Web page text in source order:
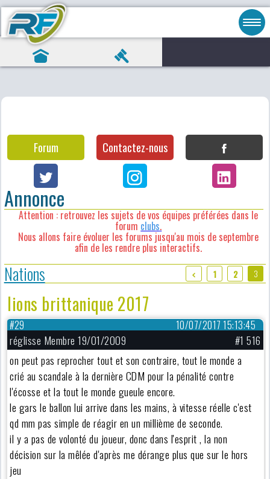
Forum Contactez-nous
Annonce
Attention : retrouvez les sujets de vos équipes préférées dans le
forum clubs.
Nous allons faire évoluer les forums jusqu'au mois de septembre
afin de les rendre plus interactifs.
Nations 1 2 3
lions brittanique 2017
10/07/2017 15:13:45
#29
réglisse Membre 19/01/2009
#1 516
on peut pas reprocher tout et son contraire, tout le monde a
crié au scandale à la dernière CDM pour la pénalité contre
l'écosse et la tout le monde gueule encore.
le gars le ballon lui arrive dans les mains, à vitesse réelle c'est
qd mm pas simple de réagir en un millième de seconde.
il y a pas de volonté du joueur, donc dans l'esprit , la non
décision sur la mêlée d'après me dérange plus que sur le hors
jeu